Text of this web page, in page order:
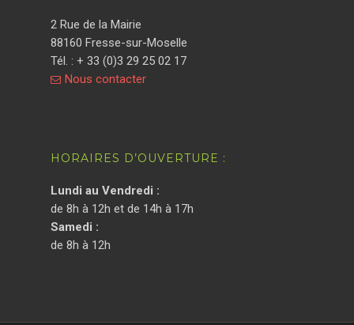
2 Rue de la Mairie
88160 Fresse-sur-Moselle
Tél. : + 33 (0)3 29 25 02 17
Nous contacter
HORAIRES D’OUVERTURE :
Lundi au Vendredi :
de 8h à 12h et de 14h à 17h
Samedi :
de 8h à 12h